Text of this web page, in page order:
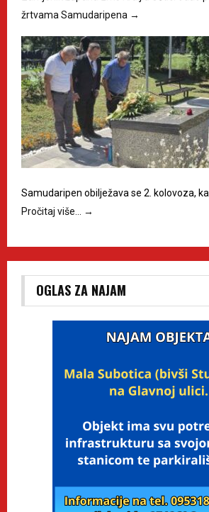
žrtvama Samudaripena →
Samudaripen obilježava se 2. kolovoza,
Pročitaj više…
→
OGLAS ZA NAJAM